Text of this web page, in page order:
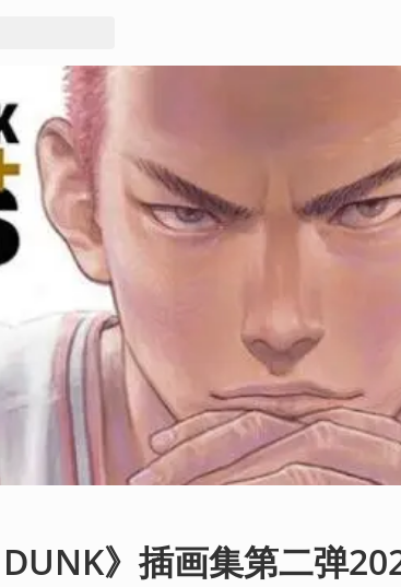
》插画集第二弹